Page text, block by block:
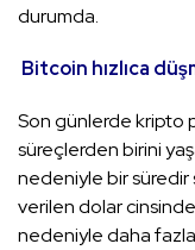
durumda.
Bitcoin hızlıca
Son günlerde kripto
süreçlerden birini
nedeniyle bir süredir
verilen dolar
nedeniyle daha fazla